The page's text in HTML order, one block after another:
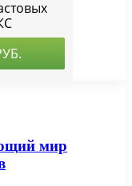
мир